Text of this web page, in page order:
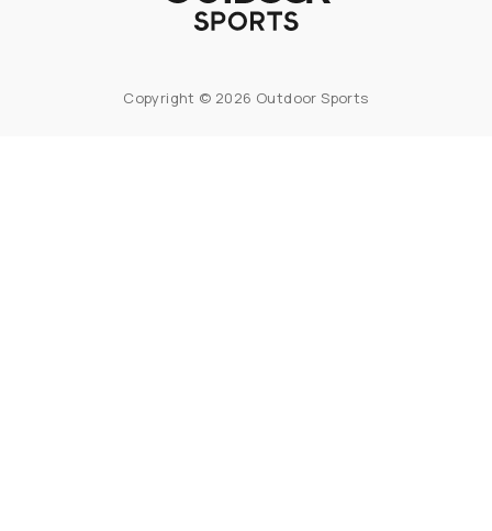
Copyright © 2026 Outdoor Sports